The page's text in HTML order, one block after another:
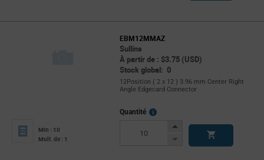
EBM12MMAZ
Sullins
À partir de : $3.75 (USD)
Stock global: 0
12Position ( 2 x 12 ) 3.96 mm Center Right
Angle Edgecard Connector
Min : 10
Mult. de : 1
Quantité
More
Increase
Decrease